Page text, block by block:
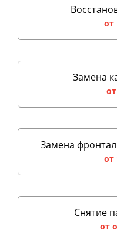
от
Замена
Замена
от
Снятие
от